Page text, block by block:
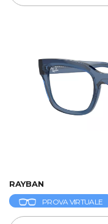
RAYBAN
PROVA VIRTUALE